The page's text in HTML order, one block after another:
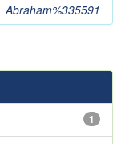
Abraham%335591
1